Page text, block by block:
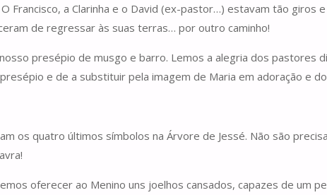
Francisco, a Clarinha e o David (ex-pastor…) estavam tão giros
de regressar às suas terras… por outro caminho!
presépio de musgo e barro. Lemos a alegria dos pastores
e de a substituir pela imagem de Maria em adoração e
os quatro últimos símbolos na Árvore de Jessé. Não são
oferecer ao Menino uns joelhos cansados, capazes de um